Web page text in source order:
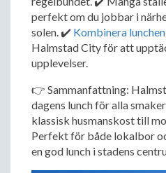
perfekt om du jobbar i
solen. ✔️ Kombinera lunchen
Halmstad City för att
upplevelser.
👉 Sammanfattning:
dagens lunch för alla
klassisk husmanskost till
Perfekt för både lokalbor
en god lunch i stadens